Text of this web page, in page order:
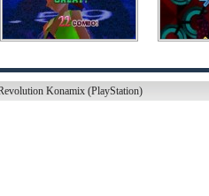
Konamix (PlayStation)